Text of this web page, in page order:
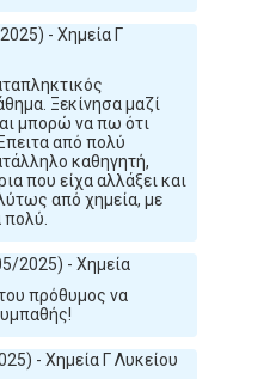
- Χημεία Γ
Ξεκίνησα μαζί
μπορώ να πω ότι
από πολύ
καθηγητή,
που είχα αλλάξει και
από χημεία, με
2025) - Χημεία
πρόθυμος να
- Χημεία Γ Λυκείου